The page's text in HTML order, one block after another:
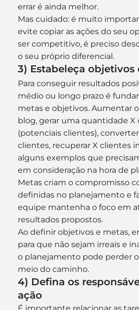
errar é ainda melhor.
Mas cuidado: é muito
evite copiar as ações do seu
ser competitivo, é preciso
o seu próprio diferencial.
3) Estabeleça objetivos
Para conseguir resultados
médio ou longo prazo é
metas e objetivos. Aumentar
blog, gerar uma quantidade X
(potenciais clientes),
clientes, recuperar X clientes
alguns exemplos que
em consideração na hora de
Metas criam o compromisso
definidas no planejamento e
equipe mantenha o foco em
resultados propostos.
Ao definir objetivos e metas,
para que não sejam irreais e
o planejamento pode perder
meio do caminho.
4) Defina os
ação